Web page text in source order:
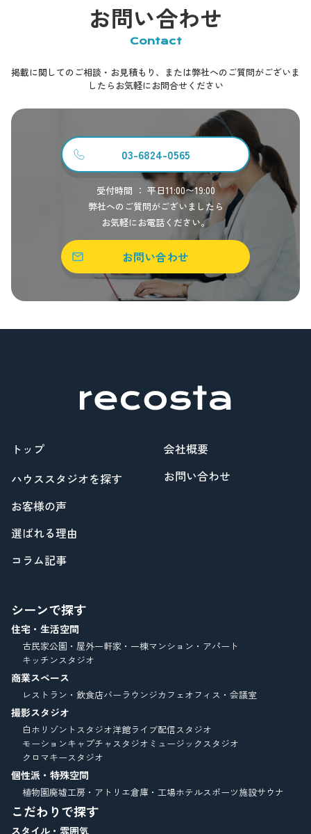
お問い合わせ
Contact
掲載に関してのご相談・お見積もり、または弊社へのご質問がございま
したらお気軽にお問合せください
03-6824-0565
受付時間 ： 平日11:00〜19:00
弊社へのご質問がございましたら
お気軽にお電話ください。
お問い合わせ
トップ
ハウススタジオを探す
お客様の声
選ばれる理由
コラム記事
会社概要
お問い合わせ
シーンで探す
住宅・生活空間
古民家公園・屋外一軒家・一棟マンション・アパート
キッチンスタジオ
商業スペース
レストラン・飲食店バーラウンジカフェオフィス・会議室
撮影スタジオ
白ホリゾントスタジオ洋館ライブ配信スタジオ
モーションキャプチャスタジオ ミュージックスタジオ
クロマキースタジオ
個性派・特殊空間
植物園廃墟工房・アトリエ倉庫・工場ホテルスポーツ施設サウナ
こだわりで探す
スタイル・雰囲気